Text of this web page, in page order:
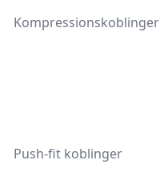
Kompressionskoblinger
Push-fit koblinger